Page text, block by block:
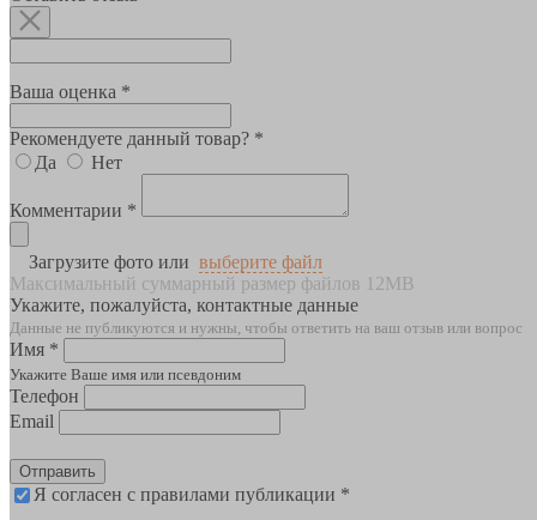
Ваша оценка *
Рекомендуете данный товар? *
Да
Нет
Комментарии *
Загрузите фото или выберите файл
Максимальный суммарный размер файлов 12MB
Укажите, пожалуйста, контактные данные
Данные не публикуются и нужны, чтобы ответить на ваш отзыв или вопрос
Имя *
Укажите Ваше имя или псевдоним
Телефон
Email
Отправить
Я согласен с правилами публикации *